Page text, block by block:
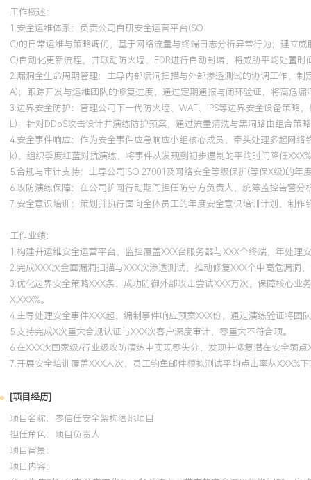
论框架与最佳实践指引。
工作概述：
1.安全运维体系：负责公司自研安全运营平台(SO
C)的日常运维与策略调优，基于网络流量与终端日志分析异常行为；建立威
C)自动化更新流程，并联动防火墙、EDR进行自动封堵，将威胁平均处置时
2.漏洞全生命周期管理：主导内部漏洞扫描与外部渗透测试的协调工作，制
A)；跟踪开发与运维团队的修复进度，通过定期通报与闭环验证，将高危漏
3.边界安全防护：管理公司下一代防火墙、WAF、IPS等边界安全设备策略
L)；针对DDoS攻击设计并演练防护预案，通过流量清洗与黑洞路由组合策
4.安全事件响应：作为安全事件应急响应小组核心成员，牵头处理多起网
k)，组织季度红蓝对抗演练，将事件从发现到初步遏制的平均时间降低
5.合规与审计支持：主导公司ISO 27001及网络安全等级保护(等保X级)的
6.攻防演练保障：在公司护网行动期间担任防守方负责人，统筹监控告警
7.安全意识培训：策划并执行面向全体员工的年度安全意识培训计划，制
工作业绩：
1.构建并运维安全运营平台，监控覆盖XXX台服务器与XXX个终端，年处理
2.完成XXX次全面漏洞扫描与XXX次渗透测试，推动修复XXX个中高危漏洞
3.优化边界安全策略XXX条，成功防御外部攻击尝试XXX万次，保障核心业
X.XXX%。
4.主导处理安全事件XXX起，编制事件响应预案XXX份，通过演练验证将团
5.支持完成X次重大合规认证与XXX次客户深度审计，零重大不符合项。
6.在XXX次国家级/行业级攻防演练中实现零失分，发现并修复潜在安全弱点
7.开展安全培训覆盖XXX人次，员工钓鱼邮件模拟测试平均点击率从XXX%下
[项目经历]
项目名称：零信任安全架构落地项目
担任角色： 项目负责人
项目背景：
项目内容：